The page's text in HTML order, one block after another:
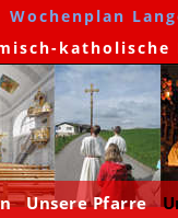
Wochenplan
Unsere Pfarre